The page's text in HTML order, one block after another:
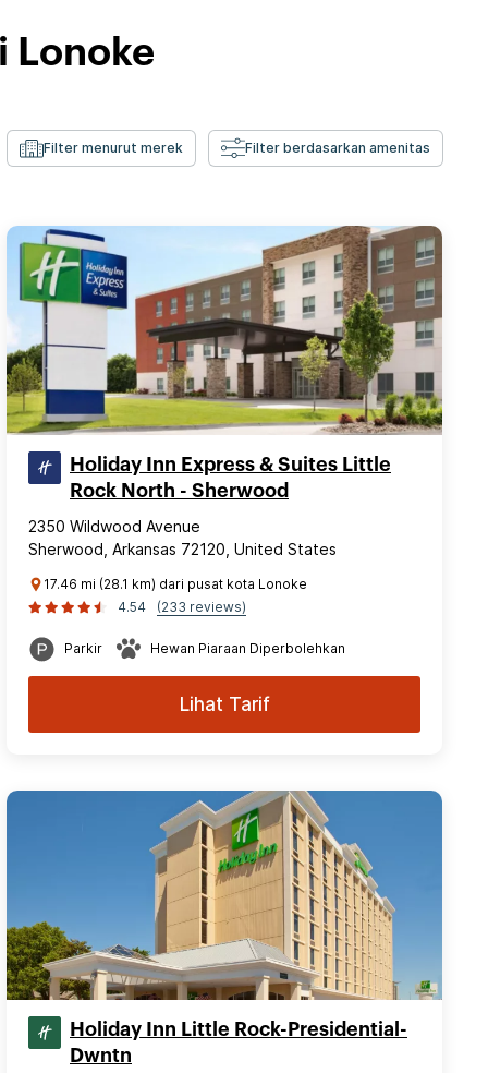
Lonoke
Filter menurut merek Filter berdasarkan amenitas
Holiday Inn Express & Suites Little
Rock North - Sherwood
2350 Wildwood Avenue
Sherwood, Arkansas 72120, United States
17.46 mi (28.1 km) dari pusat kota Lonoke
4.54
(233 reviews)
Parkir Hewan Piaraan Diperbolehkan
Lihat Tarif
Holiday Inn Little Rock-Presidential-
Dwntn